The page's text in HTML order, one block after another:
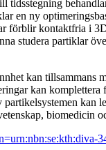
tidsstegning
en ny
förblir kontaktfria i
studera partiklar
kan tillsammans
kan komplettera
partikelsystemen kan
biomedicin